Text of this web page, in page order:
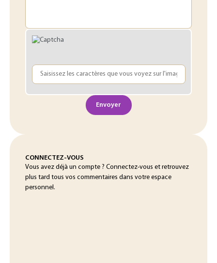
Envoyer
CONNECTEZ-VOUS
Vous avez déjà un compte ? Connectez-vous et retrouvez
plus tard tous vos commentaires dans votre espace
personnel.